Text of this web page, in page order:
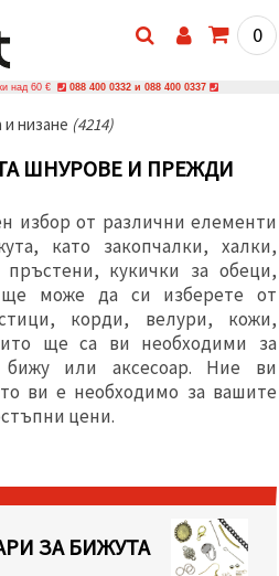
0
над 60 € 088 400 0332 и 088 400 0337
и низане (4214)
ШНУРОВЕ И ПРЕЖДИ
избор от различни елементи
като закопчалки, халки,
кукички за обеци,
може да си изберете от
корди, велури, кожи,
ще са ви необходими за
бижу или аксесоар. Ние ви
ви е необходимо за вашите
цени.
ЗА БИЖУТА